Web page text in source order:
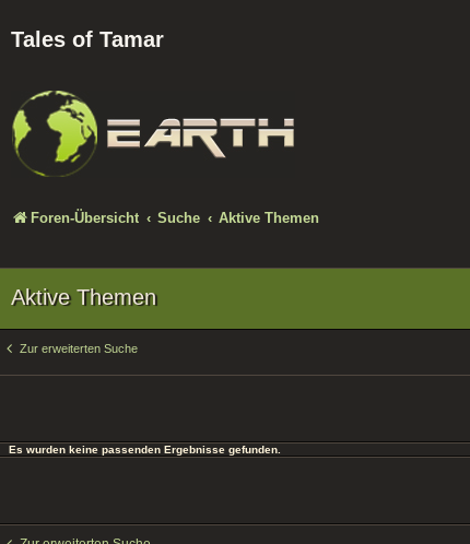
Tales of Tamar
Foren-Übersicht Suche Aktive Themen
Aktive Themen
Zur erweiterten Suche
Es wurden keine passenden Ergebnisse gefunden.